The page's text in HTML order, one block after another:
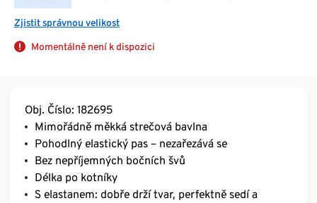
Zjistit správnou velikost
Momentálně není k dispozici
Obj. Číslo: 182695
Mimořádně měkká strečová bavlna
Pohodlný elastický pas – nezařezává se
Bez nepříjemných bočních švů
Délka po kotníky
S elastanem: dobře drží tvar, perfektně sedí a